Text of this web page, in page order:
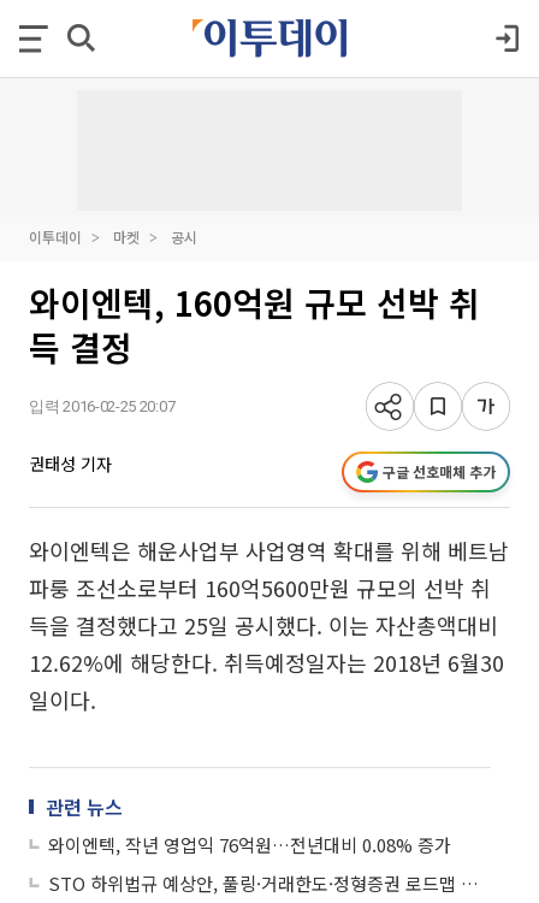
이투데이 마켓 공시
와이엔텍, 160억원 규모 선박 취
득 결정
입력 2016-02-25 20:07
권태성 기자 구글 선호매체 추가
와이엔텍은 해운사업부 사업영역 확대를 위해 베트남
파룽 조선소로부터 160억5600만원 규모의 선박 취
득을 결정했다고 25일 공시했다. 이는 자산총액대비
12.62%에 해당한다. 취득예정일자는 2018년 6월30
일이다.
관련 뉴스
와이엔텍, 작년 영업익 76억원…전년대비 0.08% 증가
STO 하위법규 예상안, 풀링·거래한도·정형증권 로드맵 제시